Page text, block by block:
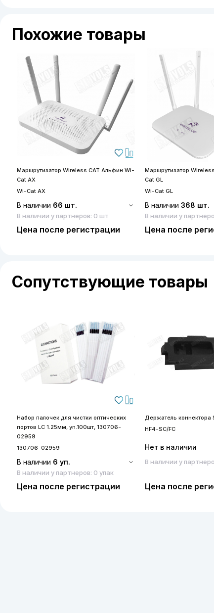
Похожие товары
Маршрутизатор Wireless CAT Альфин Wi-
Cat AX
Wi-Cat AX
В наличии 66 шт.
В наличии у партнеров: 0 шт
Цена после регистрации
Маршрутизатор
Cat GL
Wi-Cat GL
В наличии 368 шт.
В наличии у
Цена после
Сопутствующие товары
Набор палочек для чистки оптических
портов LC 1.25мм, уп.100шт, 130706-
02959
130706-02959
В наличии 6 уп.
В наличии у партнеров: 0 упак
Цена после регистрации
Держатель коннектора
HF4-SC/FC
Нет в наличии
В наличии у
Цена после